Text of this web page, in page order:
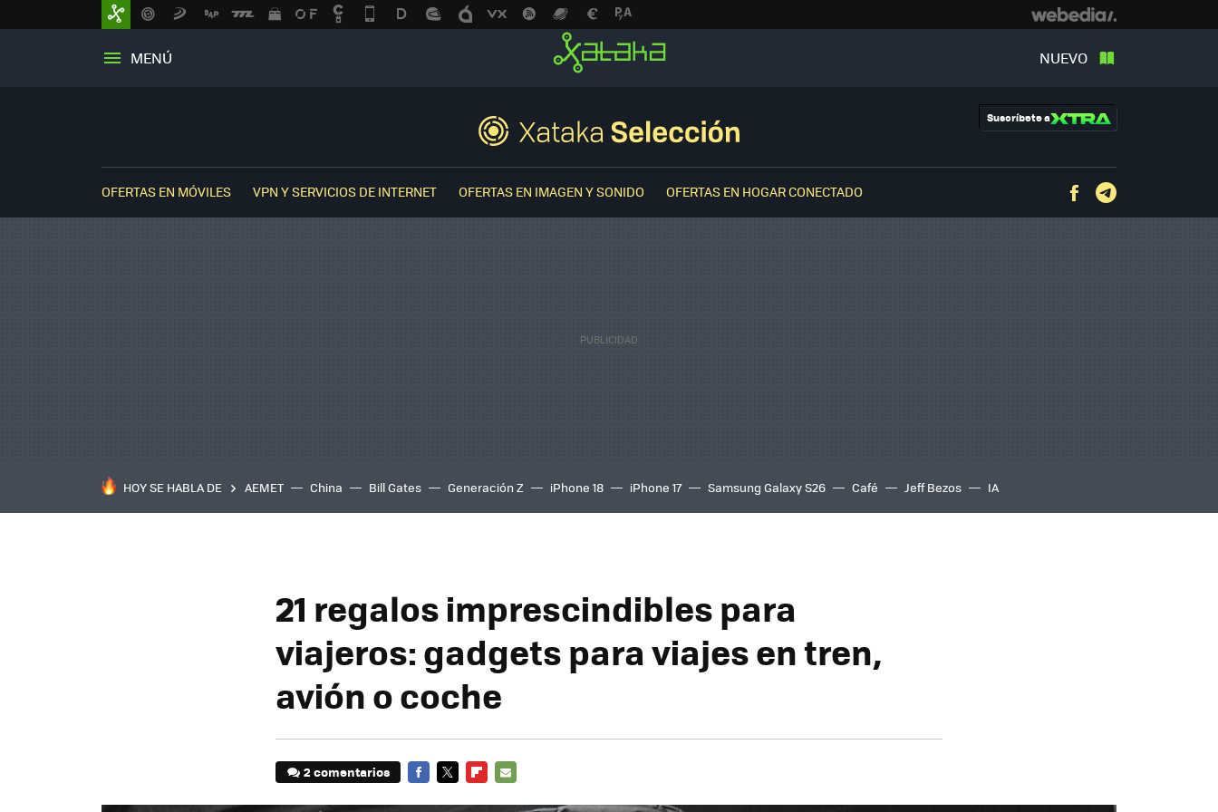
MENÚ NUEVO
Suscríbete a
OFERTAS EN MÓVILES VPN Y SERVICIOS DE INTERNET OFERTAS EN IMAGEN Y SONIDO OFERTAS EN HOGAR CONECTADO Facebook
HOY SE HABLA DE AEMET China Bill Gates Generación Z iPhone 18 iPhone 17 Samsung Galaxy S26 Café Jeff Bezos IA
21 regalos imprescindibles para
viajeros: gadgets para viajes en tren,
avión o coche
2 comentarios